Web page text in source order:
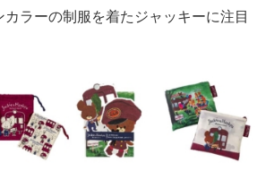
ラーの制服を着たジャッキーに注目